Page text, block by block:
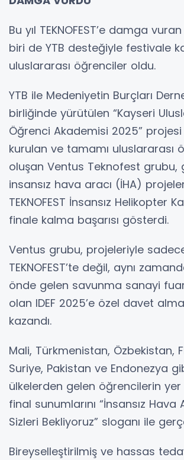
Bu yıl TEKNOFEST’e damga
biri de YTB desteğiyle festivale
uluslararası öğrenciler oldu.
YTB ile Medeniyetin Burçları
birliğinde yürütülen “Kayseri
Öğrenci Akademisi 2025”
kurulan ve tamamı uluslararası
oluşan Ventus Teknofest grubu,
insansız hava aracı (İHA)
TEKNOFEST İnsansız Helikopter
finale kalma başarısı gösterdi.
Ventus grubu, projeleriyle
TEKNOFEST’te değil, aynı
önde gelen savunma sanayi
olan IDEF 2025’e özel davet
kazandı.
Mali, Türkmenistan, Özbekistan,
Suriye, Pakistan ve Endonezya
ülkelerden gelen öğrencilerin yer
final sunumlarını “İnsansız Hava
Sizleri Bekliyoruz” sloganı ile
Bireyselleştirilmiş ve hassas